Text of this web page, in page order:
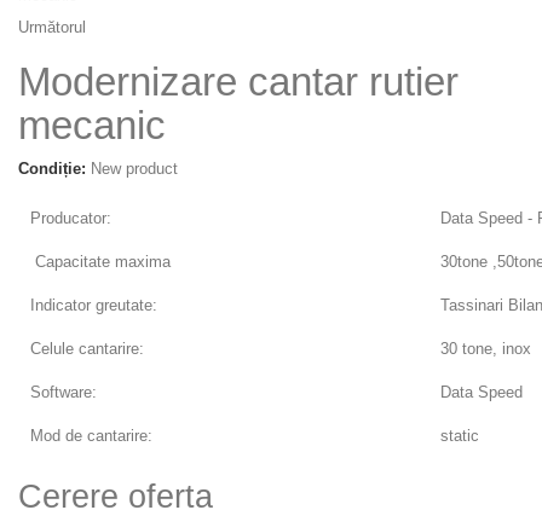
Următorul
Modernizare cantar rutier
mecanic
Condiție: New product
Producator: Data Speed -
Capacitate maxima 30tone
Indicator greutate: Tassinari
Celule cantarire: 30 tone, inox
Software: Data Speed
Mod de cantarire: static
Cerere oferta